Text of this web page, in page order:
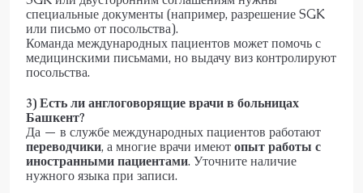
специальные документы (например, разрешение SGK
или письмо от посольства).
Команда международных пациентов может помочь с
медицинскими письмами, но выдачу виз контролируют
посольства.
3) Есть ли англоговорящие врачи в больницах
Башкент?
Да — в службе международных пациентов работают
переводчики, а многие врачи имеютопыт работы с
иностранными пациентами. Уточните наличие
нужного языка при записи.